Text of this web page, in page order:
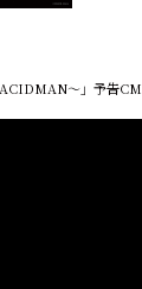
～」予告CM